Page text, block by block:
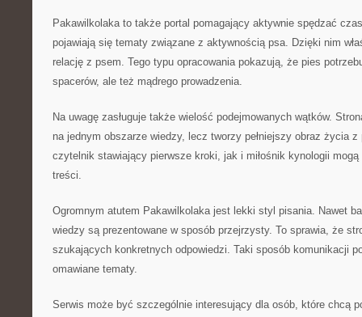
Pakawilkolaka to także portal pomagający aktywnie spędzać
pojawiają się tematy związane z aktywnością psa. Dzięki nim
relację z psem. Tego typu opracowania pokazują, że pies
spacerów, ale też mądrego prowadzenia.
Na uwagę zasługuje także wielość podejmowanych wątków.
na jednym obszarze wiedzy, lecz tworzy pełniejszy obraz życia
czytelnik stawiający pierwsze kroki, jak i miłośnik kynologii
treści.
Ogromnym atutem Pakawilkolaka jest lekki styl pisania. Nawet
wiedzy są prezentowane w sposób przejrzysty. To sprawia, że
szukających konkretnych odpowiedzi. Taki sposób komunikacji
omawiane tematy.
Serwis może być szczególnie interesujący dla osób, które chcą